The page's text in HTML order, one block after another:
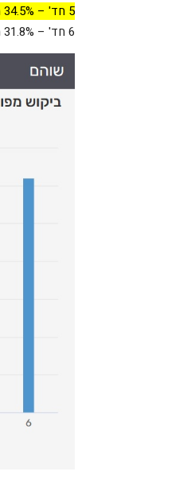
5 חד' – 34.5% מכלל החיפושים
6 חד' – 31.8% מכלל החיפושים